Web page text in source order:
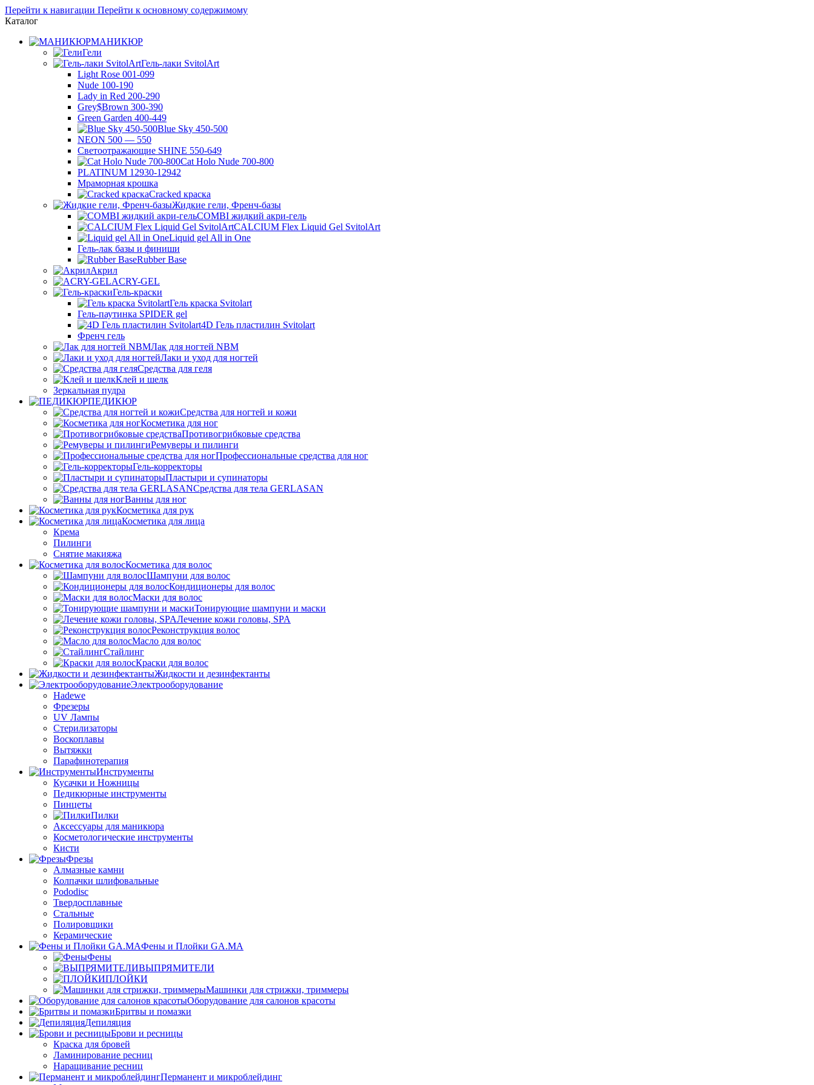
Перейти к навигации Перейти к основному содержимому
Каталог
МАНИКЮР
Гели
Гель-лаки SvitolArt
Light Rose 001-099
Nude 100-190
Lady in Red 200-290
Grey$Brown 300-390
Green Garden 400-449
Blue Sky 450-500
NEON 500 — 550
Светоотражающие SHINE 550-649
Cat Holo Nude 700-800
PLATINUM 12930-12942
Мраморная крошка
Cracked краска
Жидкие гели, Френч-базы
COMBI жидкий акри-гель
CALCIUM Flex Liquid Gel SvitolArt
Liquid gel All in One
Гель-лак базы и финиши
Rubber Base
Акрил
ACRY-GEL
Гель-краски
Гель краска Svitolart
Гель-паутинка SPIDER gel
4D Гель пластилин Svitolart
Френч гель
Лак для ногтей NBM
Лаки и уход для ногтей
Средства для геля
Клей и шелк
Зеркальная пудра
ПЕДИКЮР
Средства для ногтей и кожи
Косметика для ног
Противогрибковые средства
Ремуверы и пилинги
Профессиональные средства для ног
Гель-корректоры
Пластыри и супинаторы
Средства для тела GERLASAN
Ванны для ног
Косметика для рук
Косметика для лица
Крема
Пилинги
Снятие макияжа
Косметика для волос
Шампуни для волос
Кондиционеры для волос
Маски для волос
Тонирующие шампуни и маски
Лечение кожи головы, SPA
Реконструкция волос
Масло для волос
Стайлинг
Краски для волос
Жидкости и дезинфектанты
Электрооборудование
Hadewe
Фрезеры
UV Лампы
Стерилизаторы
Воскоплавы
Вытяжки
Парафинотерапия
Инструменты
Кусачки и Ножницы
Педикюрные инструменты
Пинцеты
Пилки
Аксессуары для маникюра
Косметологические инструменты
Кисти
Фрезы
Алмазные камни
Колпачки шлифовальные
Pododisc
Твердосплавные
Стальные
Полировщики
Керамические
Фены и Плойки GA.MA
Фены
ВЫПРЯМИТЕЛИ
ПЛОЙКИ
Машинки для стрижки, триммеры
Оборудование для салонов красоты
Бритвы и помазки
Депиляция
Брови и ресницы
Краска для бровей
Ламинирование ресниц
Наращивание ресниц
Перманент и микроблейдинг